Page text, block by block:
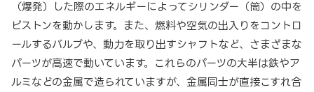
（爆発）した際のエネルギーによってシリンダー（筒）の中を
ピストンを動かします。また、燃料や空気の出入りをコントロ
ールするバルブや、動力を取り出すシャフトなど、さまざまな
パーツが高速で動いています。これらのパーツの大半は鉄やア
ルミなどの金属で造られていますが、金属同士が直接こすれ合